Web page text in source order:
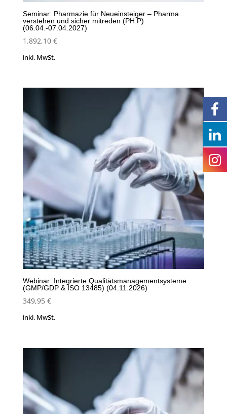
Seminar: Pharmazie für Neueinsteiger – Pharma
verstehen und sicher mitreden (PH.P)
(06.04.-07.04.2027)
1.892,10 €
inkl. MwSt.
Webinar: Integrierte Qualitätsmanagementsysteme
(GMP/GDP & ISO 13485) (04.11.2026)
349,95 €
inkl. MwSt.